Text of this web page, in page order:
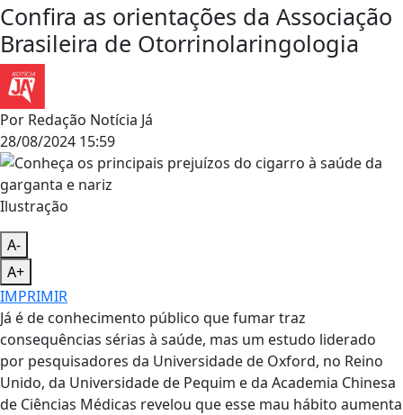
Confira as orientações da Associação
Brasileira de Otorrinolaringologia
Por Redação Notícia Já
28/08/2024 15:59
Ilustração
A-
A+
IMPRIMIR
Já é de conhecimento público que fumar traz
consequências sérias à saúde, mas um estudo liderado
por pesquisadores da Universidade de Oxford, no Reino
Unido, da Universidade de Pequim e da Academia Chinesa
de Ciências Médicas revelou que esse mau hábito aumenta